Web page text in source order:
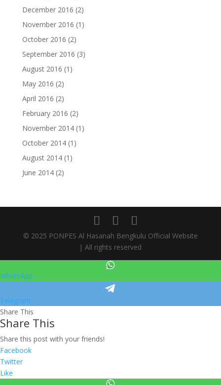
December 2016 (2)
November 2016 (1)
October 2016 (2)
September 2016 (3)
August 2016 (1)
May 2016 (2)
April 2016 (2)
February 2016 (2)
November 2014(1)
October 2014(1)
August 2014(1)
June 2014(2)
© 2025 PONPES Al Hasanah Bengkulu Official Website
| All rights reserved
WhatsApp
Telegram
Share This
Share This
Share this post with your friends!
Facebook
Twitter
Like